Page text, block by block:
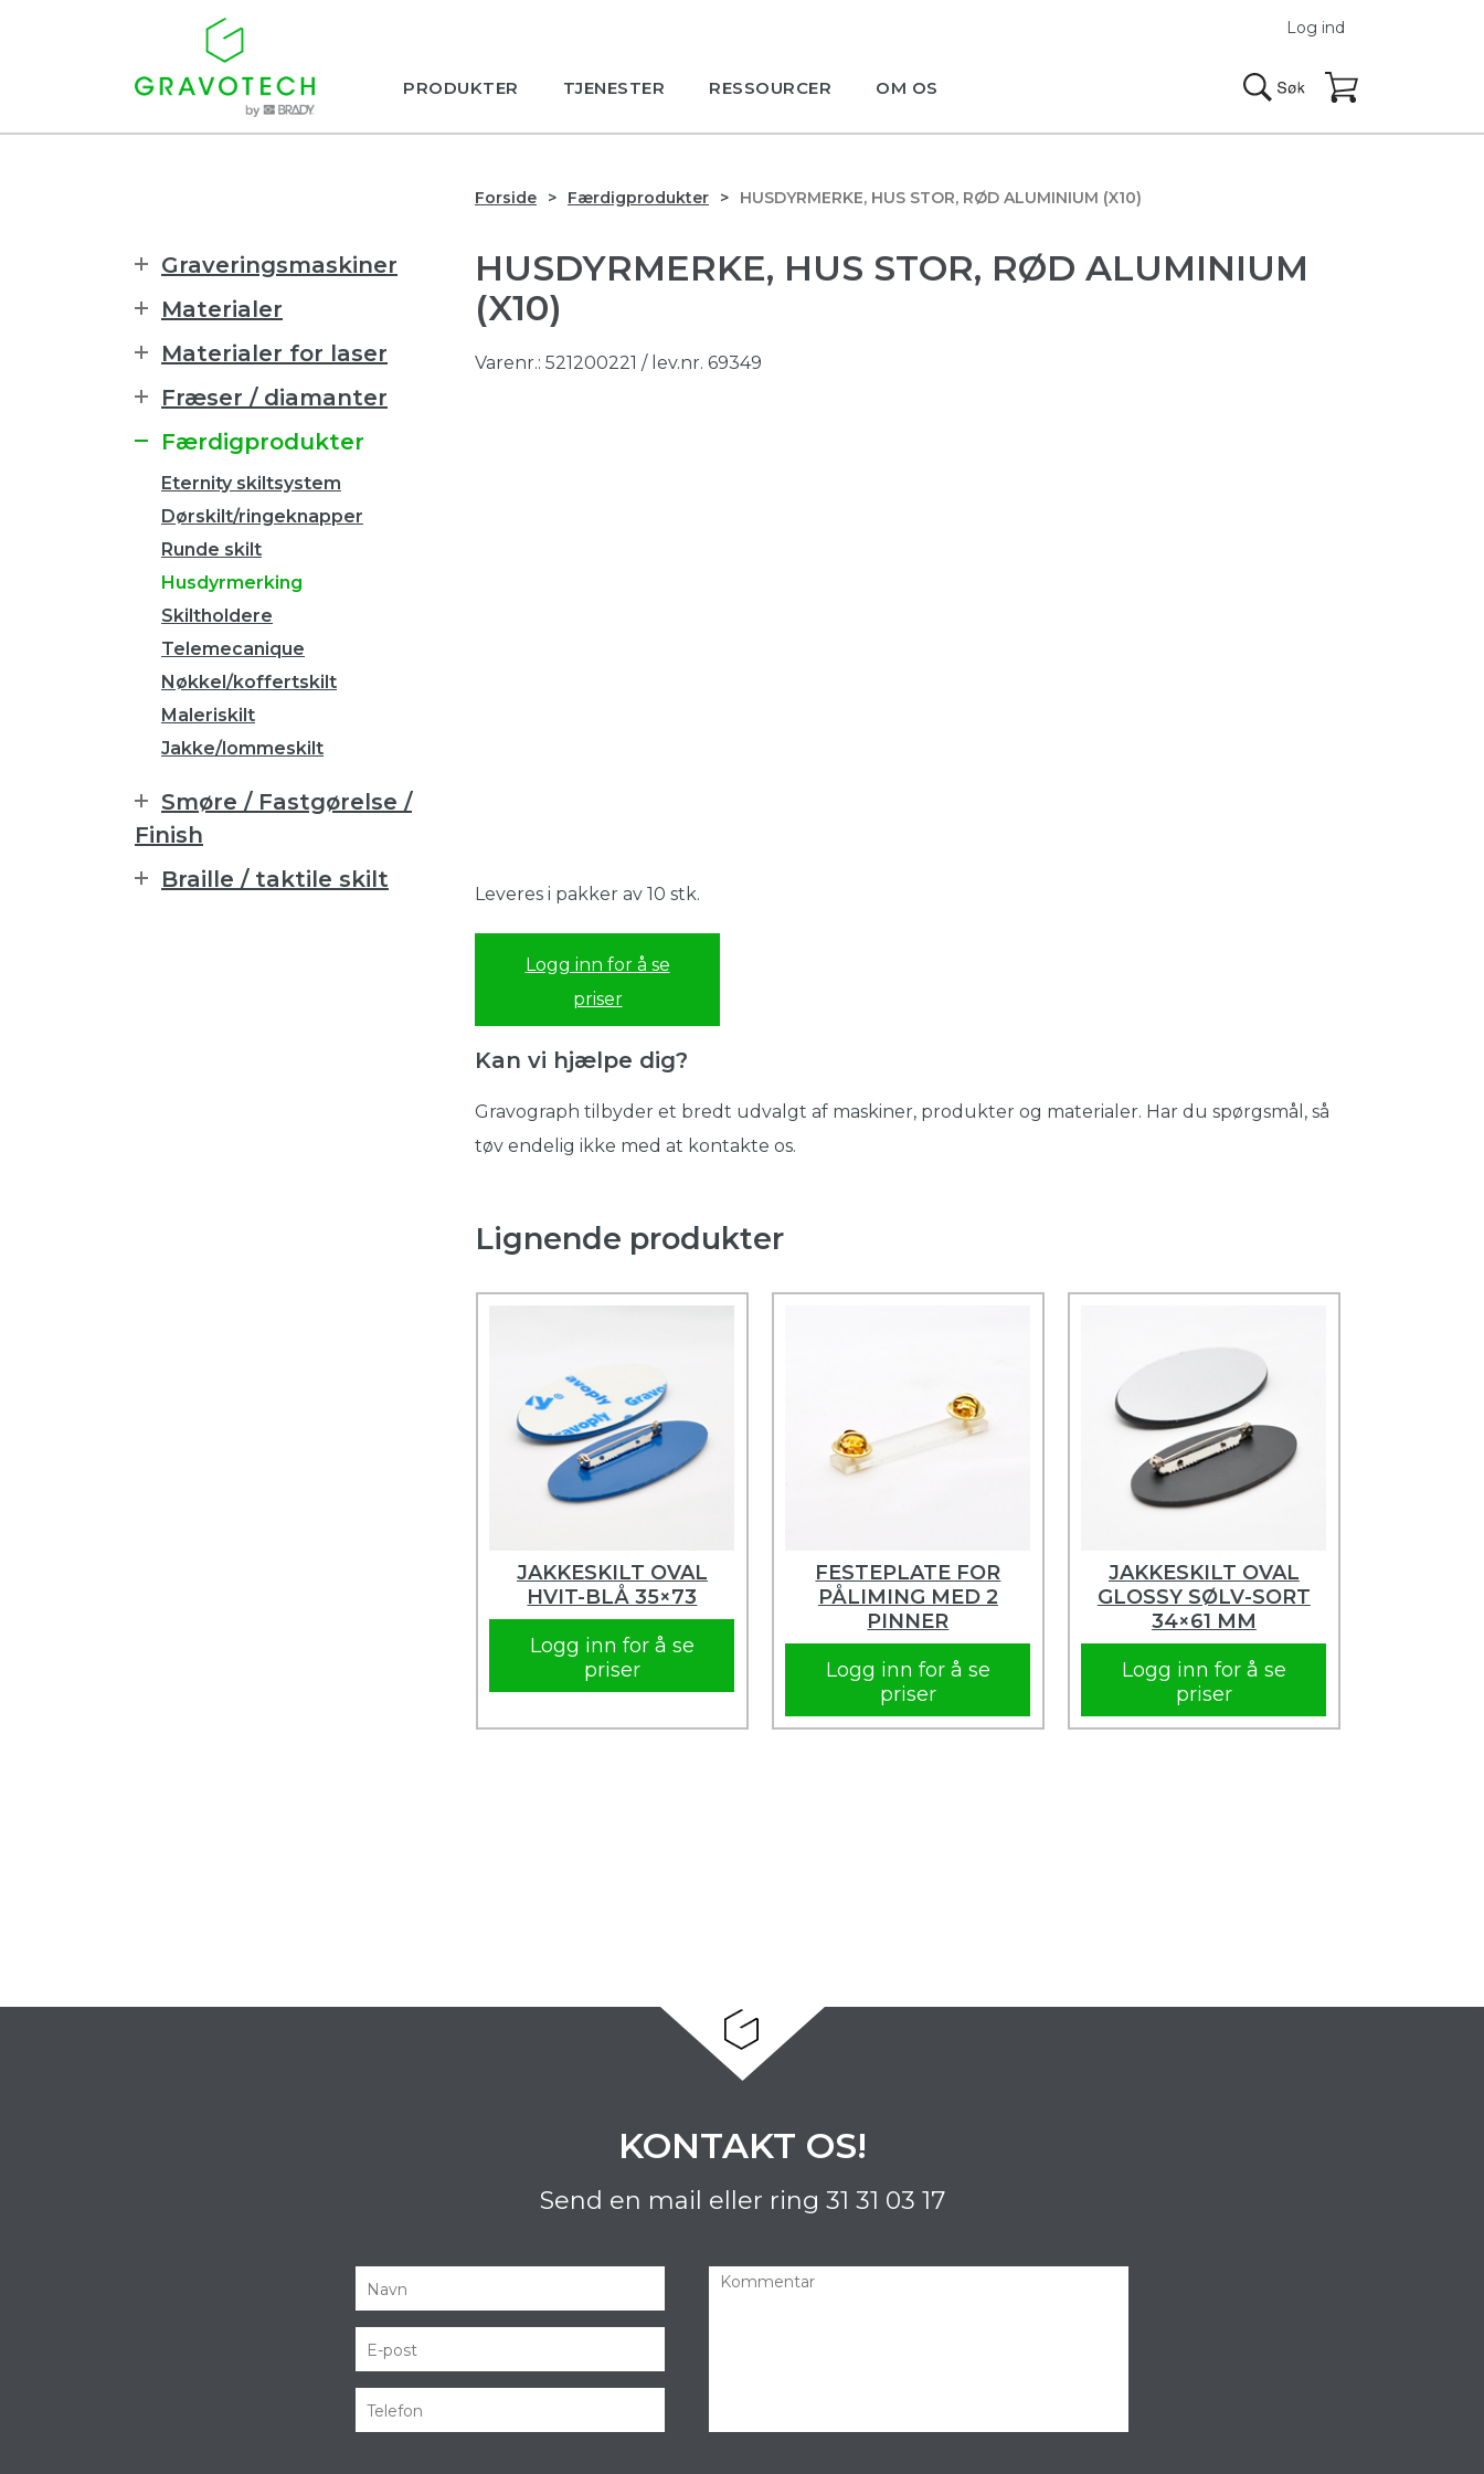
PRODUKTER TJENESTER RESSOURCER OM OS
Log ind
Forside Færdigprodukter HUSDYRMERKE, HUS STOR, RØD ALUMINIUM (X10)
HUSDYRMERKE, HUS STOR, RØD ALUMINIUM
(X10)
Varenr.: 521200221 / lev.nr. 69349
Leveres i pakker av 10 stk.
Logg inn for å se
priser
Kan vi hjælpe dig?
Gravograph tilbyder et bredt udvalgt af maskiner, produkter og materialer. Har du spørgsmål, så
tøv endelig ikke med at kontakte os.
Lignende produkter
JAKKESKILT OVAL
HVIT-BLÅ 35×73
Logg inn for å se
priser
FESTEPLATE FOR
PÅLIMING MED 2
PINNER
Logg inn for å se
priser
JAKKESKILT OVAL
GLOSSY SØLV-SORT
34×61 MM
Logg inn for å se
priser
Graveringsmaskiner
Materialer
Materialer for laser
Fræser / diamanter
Færdigprodukter
Eternity skiltsystem
Dørskilt/ringeknapper
Runde skilt
Husdyrmerking
Skiltholdere
Telemecanique
Nøkkel/koffertskilt
Maleriskilt
Jakke/lommeskilt
Smøre / Fastgørelse /
Finish
Braille / taktile skilt
KONTAKT OS!
Send en mail eller ring 31 31 03 17